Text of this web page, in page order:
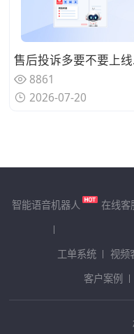
售后
8861
2026-07-20
智能语音机器人 在线客
工单系统
视频
客户案例